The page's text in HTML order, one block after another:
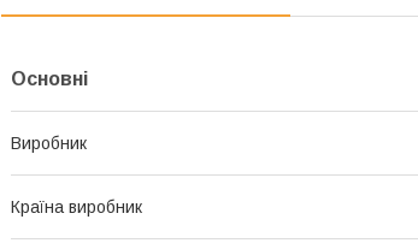
Основні
Виробник
Країна виробник